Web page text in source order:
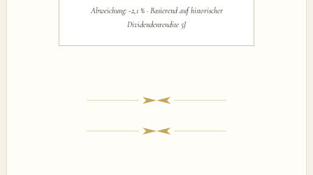
Abweichung: -2,1 % · Basierend auf historischer
Dividendenrendite 5J